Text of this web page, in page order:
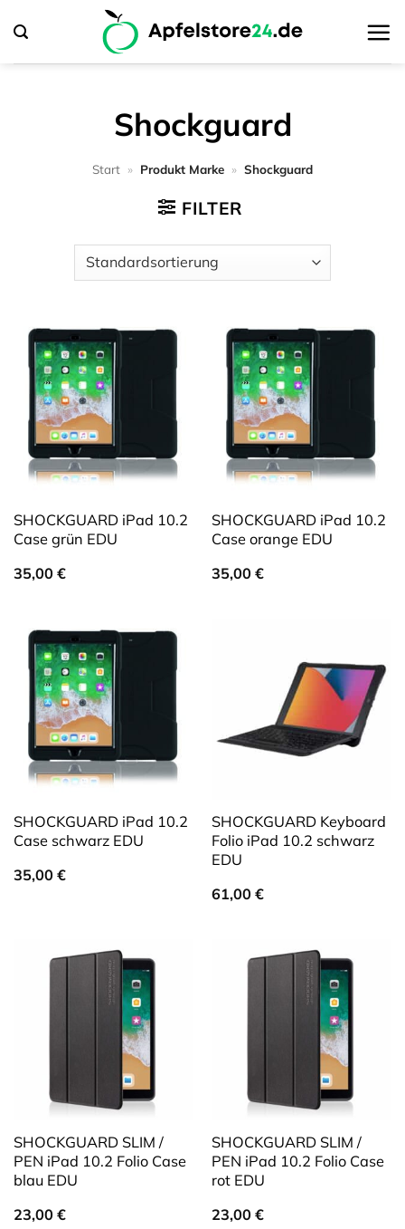
Inhalt
springen
Shockguard
Start » Produkt Marke » Shockguard
FILTER
SHOCKGUARD iPad 10.2
Case grün EDU
35,00 €
SHOCKGUARD iPad 10.2
Case orange EDU
35,00 €
SHOCKGUARD iPad 10.2
Case schwarz EDU
35,00 €
SHOCKGUARD Keyboard
Folio iPad 10.2 schwarz
EDU
61,00 €
SHOCKGUARD SLIM /
PEN iPad 10.2 Folio Case
blau EDU
23,00 €
SHOCKGUARD SLIM /
PEN iPad 10.2 Folio Case
rot EDU
23,00 €